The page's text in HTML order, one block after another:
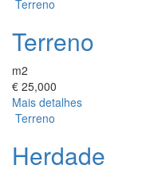
Terreno
Terreno
m2
€ 25,000
Mais detalhes
Terreno
Herdade